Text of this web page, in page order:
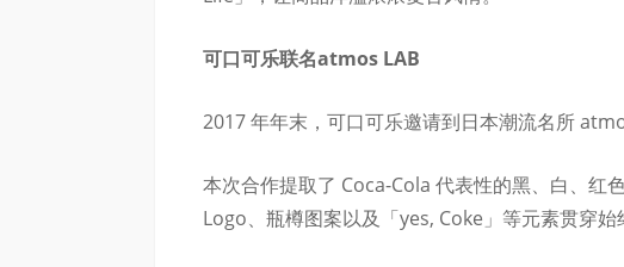
可口可乐联名atmos LAB
2017 年年末，可口可乐邀请到日本潮流名所
本次合作提取了 Coca-Cola 代表性的黑、白、红
Logo、瓶樽图案以及「yes, Coke」等元素贯穿始